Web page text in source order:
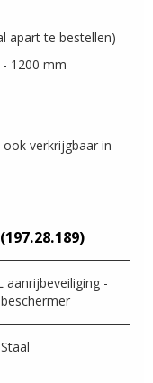
apart te bestellen)
1200 mm
verkrijgbaar in
aanrijbeveiliging -
Staal